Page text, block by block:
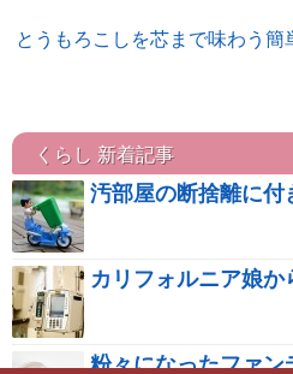
とうもろこしを芯まで味わう
くらし 新着記事
汚部屋の断捨離に付
カリフォルニア娘か
粉々になったファ